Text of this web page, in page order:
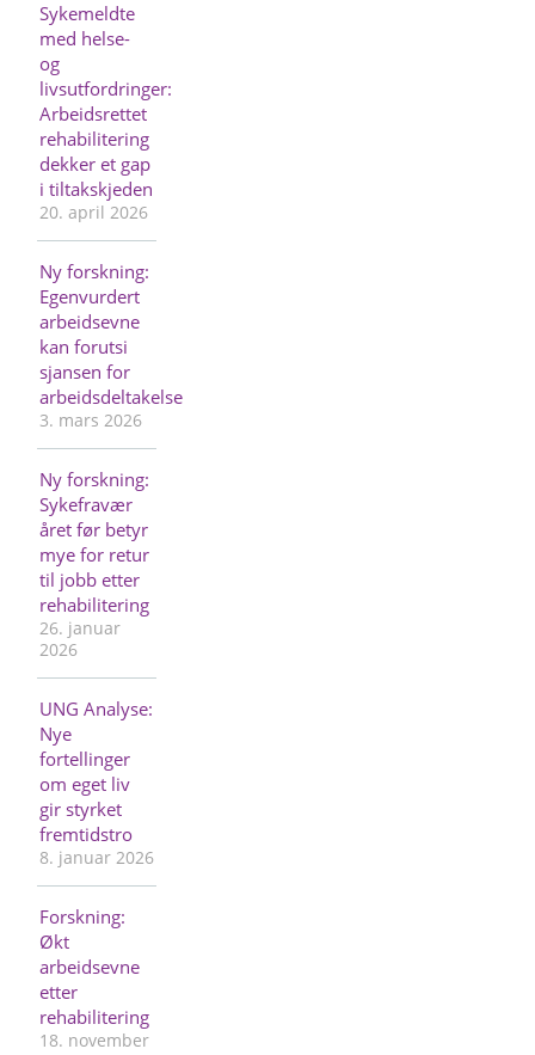
Sykemeldte
med helse-
og
livsutfordringer:
Arbeidsrettet
rehabilitering
dekker et gap
i tiltakskjeden
20. april 2026
Ny forskning:
Egenvurdert
arbeidsevne
kan forutsi
sjansen for
arbeidsdeltakelse
3. mars 2026
Ny forskning:
Sykefravær
året før betyr
mye for retur
til jobb etter
rehabilitering
26. januar
2026
UNG Analyse:
Nye
fortellinger
om eget liv
gir styrket
fremtidstro
8. januar 2026
Forskning:
Økt
arbeidsevne
etter
rehabilitering
18. november